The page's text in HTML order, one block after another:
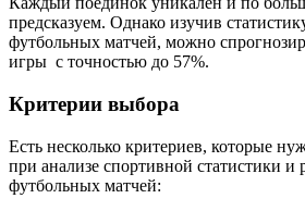
предсказуем. Однако изучив
футбольных матчей, можно
игры с точностью до 57%.
Критерии выбора
Есть несколько критериев, которые
при анализе спортивной статистики и
футбольных матчей: